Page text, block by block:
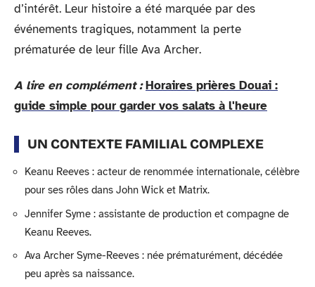
d’intérêt. Leur histoire a été marquée par des
événements tragiques, notamment la perte
prématurée de leur fille Ava Archer.
A lire en complément : Horaires prières Douai :
guide simple pour garder vos salats à l'heure
UN CONTEXTE FAMILIAL COMPLEXE
Keanu Reeves : acteur de renommée internationale, célèbre
pour ses rôles dans John Wick et Matrix.
Jennifer Syme : assistante de production et compagne de
Keanu Reeves.
Ava Archer Syme-Reeves : née prématurément, décédée
peu après sa naissance.